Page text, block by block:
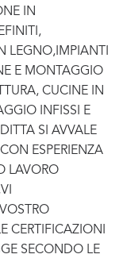
IN
LEGNO,IMPIANTI
E MONTAGGIO
CUCINE IN
INFISSI E
SI AVVALE
ESPERIENZA
LAVORO
CERTIFICAZIONI
SECONDO LE